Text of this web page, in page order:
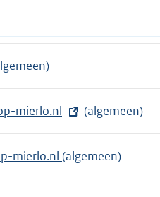
mierlo.nl (algemeen)
mierlo.nl (algemeen)